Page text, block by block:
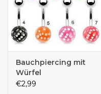
Bauchpiercing mit
Würfel
€2,99